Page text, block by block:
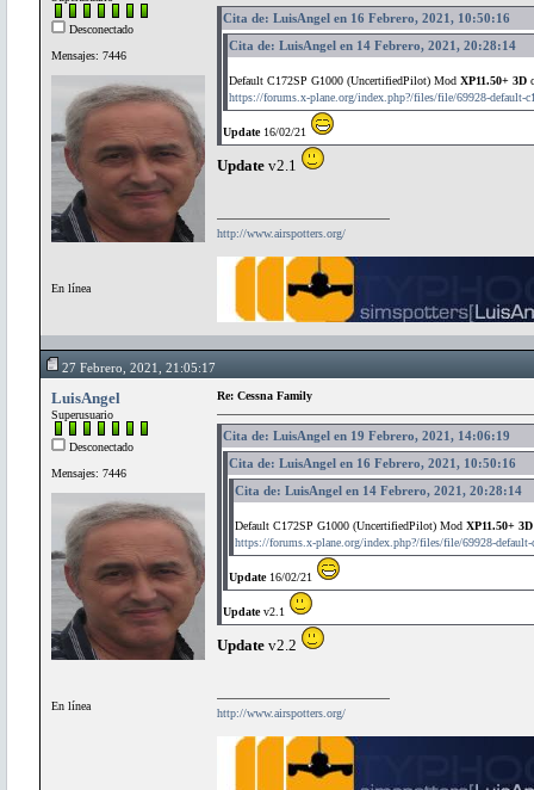
Desconectado
Mensajes: 7446
En línea
Cita de: LuisAngel en 16 Febrero, 2021, 10:50:16
Cita de: LuisAngel en 14 Febrero, 2021, 20:28:14
Default C172SP G1000 (UncertifiedPilot) Mod XP11.50+ 3D
https://forums.x-plane.org/index.php?/files/file/69928-default-
Update16/02/21
Update v2.1
http://www.airspotters.org/
27 Febrero, 2021, 21:05:17
LuisAngel
Superusuario
Desconectado
Mensajes: 7446
En línea
Re: Cessna Family
Cita de: LuisAngel en 19 Febrero, 2021, 14:06:19
Cita de: LuisAngel en 16 Febrero, 2021, 10:50:16
Cita de: LuisAngel en 14 Febrero, 2021, 20:28:14
Default C172SP G1000 (UncertifiedPilot) Mod XP11.50+ 3D
https://forums.x-plane.org/index.php?/files/file/69928-
Update16/02/21
Updatev2.1
Update v2.2
http://www.airspotters.org/